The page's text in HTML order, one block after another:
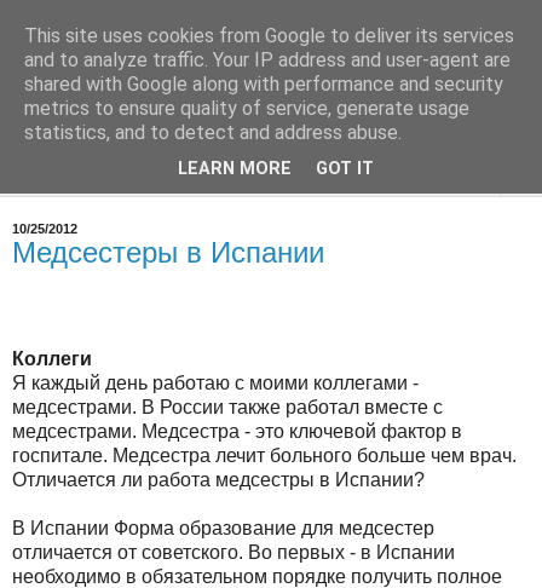
Врач в Испании
О работе, о медицине в Испании
10/25/2012
Медсестеры в Испании
Коллеги
Я каждый день работаю с моими коллегами -
медсестрами. В России также работал вместе с
медсестрами. Медсестра - это ключевой фактор в
госпитале. Медсестра лечит больного больше чем врач.
Отличается ли работа медсестры в Испании?
В Испании Форма образование для медсестер
отличается от советского. Во первых - в Испании
необходимо в обязательном порядке получить полное
This site uses cookies from Google to deliver its services
and to analyze traffic. Your IP address and user-agent are
shared with Google along with performance and security
metrics to ensure quality of service, generate usage
statistics, and to detect and address abuse.
LEARN MORE GOT IT